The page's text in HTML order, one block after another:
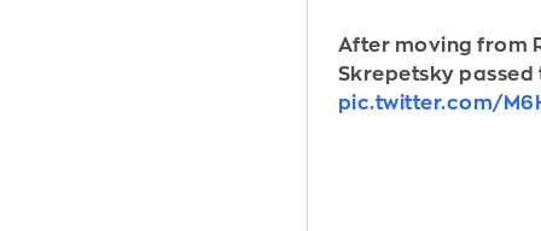
After moving from
Skrepetsky
pic.twitter.com/